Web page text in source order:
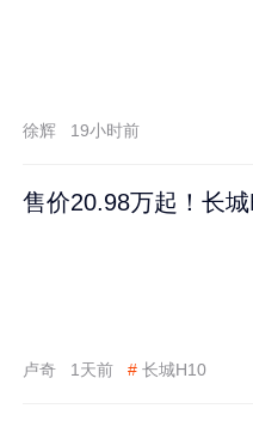
徐辉 19小时前
售价20.98万起！长
卢奇 1天前 # 长城H10